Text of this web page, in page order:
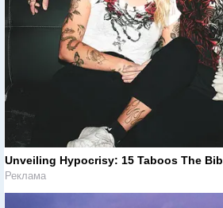
Unveiling Hypocrisy: 15 Taboos The
Реклама